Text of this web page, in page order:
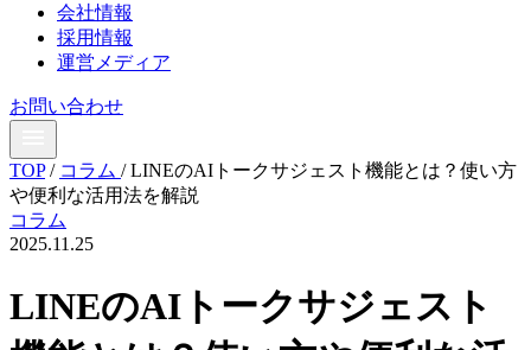
会社情報
採用情報
運営メディア
お問い合わせ
TOP / コラム / LINEのAIトークサジェスト機能とは？使い方
や便利な活用法を解説
コラム
2025.11.25
LINEのAIトークサジェスト